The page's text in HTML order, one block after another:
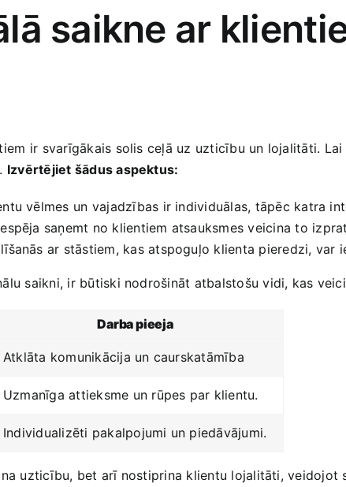
saikne ar
⁢ir‍ svarīgākais​ solis ceļā uz uzticību un lojalitāti.
Izvērtējiet šādus ‌aspektus:
vēlmes⁢ un vajadzības ir ​individuālas, tāpēc katra
saņemt no klientiem atsauksmes veicina to
ar ​stāstiem, kas atspoguļo klienta pieredzi,
saikni, ir būtiski nodrošināt atbalstošu vidi, kas
Darba pieeja
Atklāta komunikācija un caurskatāmība
Uzmanīga attieksme un rūpes par klientu.
Individualizēti pakalpojumi un piedāvājumi.
uzticību, bet arī nostiprina klientu lojalitāti,